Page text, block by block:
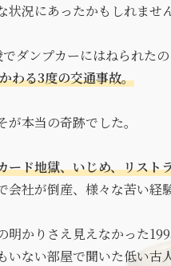
状況にあったかもしれません
ダンプカーにはねられた
わる3度の交通事故。
本当の奇跡でした。
ード地獄、いじめ、リスト
会社が倒産、様々な苦い経
明かりさえ見えなかった
いない部屋で聞いた低い古